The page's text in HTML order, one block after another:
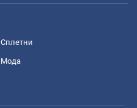
Сплетни
Мода